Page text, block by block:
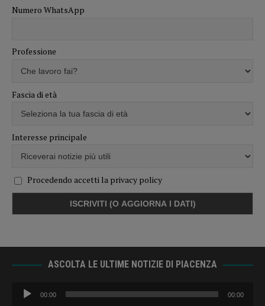
Numero WhatsApp
Professione
Fascia di età
Interesse principale
Procedendo accetti la privacy policy
ASCOLTA LE ULTIME NOTIZIE DI PIACENZA
Audio
Player
00:00 00:00